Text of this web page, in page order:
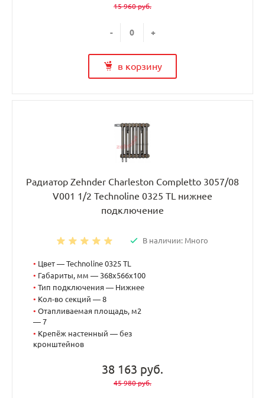
15 960 руб.
- +
в корзину
Радиатор Zehnder Charleston Completto 3057/08
V001 1/2 Technoline 0325 TL нижнее
подключение
В наличии: Много
• Цвет — Technoline 0325 TL
• Габариты, мм — 368x566x100
• Тип подключения — Нижнее
• Кол-во секций — 8
• Отапливаемая площадь, м2
— 7
• Крепёж настенный — без
кронштейнов
38 163 руб.
45 980 руб.